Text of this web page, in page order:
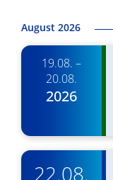
August 2026
19.08. –
20.08.
2026
22.08.